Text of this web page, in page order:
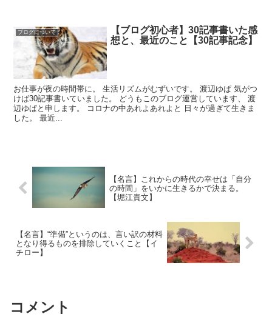
ブログについて
【ブログ初心者】30記事書いた感
想と、最近のこと【30記事記念】
お仕事が夜の時間帯に。 生活リズムがむずいです。 渡辺ゆぱ 気がつ
けば30記事書いていました。 どうもこのブログ運営しています、 渡
辺ゆぱと申します。 コロナの中あれよあれよと 日々が過ぎて生きま
した。 最近...
【名言】これからの時代の幸せは「自分
の時間」をいかに生きるかで決まる。
【堀江貴文】
【名言】“準備”というのは、言い訳の材料
となり得るものを排除していくこと【イ
チロー】
コメント